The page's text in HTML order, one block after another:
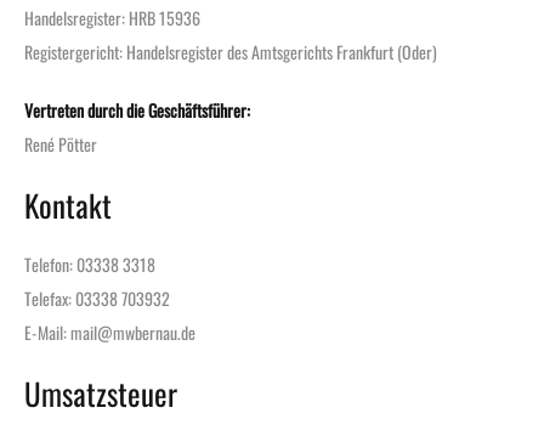
Handelsregister: HRB 15936
Registergericht: Handelsregister des Amtsgerichts Frankfurt (Oder)
Vertreten durch die Geschäftsführer:
René Pötter
Kontakt
Telefon: 03338 3318
Telefax: 03338 703932
E-Mail: mail@mwbernau.de
Umsatzsteuer